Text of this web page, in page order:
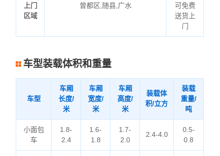
上门
区域
曾都区,随县,广水
可免费
送货上
门
车型装载体积和重量
车型
车厢
长度/
米
车厢
宽度/
米
车厢
高度/
米
装载体
积/立方
装载
重量/
吨
小面包
车
1.8-
2.4
1.6-
1.8
1.7-
2.0
2.4-4.0
0.5-
0.8